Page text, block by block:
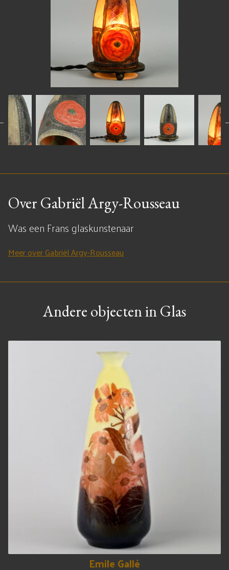
Over Gabriël Argy-Rousseau
Was een Frans glaskunstenaar
Meer over Gabriël Argy-Rousseau
Andere objecten in Glas
Emile Gallé